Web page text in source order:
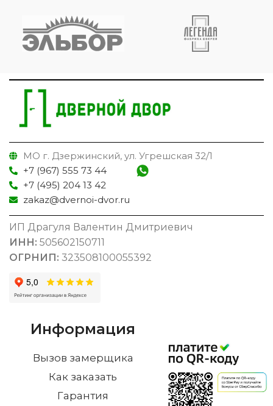
МО г. Дзержинский, ул. Угрешская 32/1
+7 (967) 555 73 44
+7 (495) 204 13 42
zakaz@dvernoi-dvor.ru
ИП Драгуля Валентин Дмитриевич
ИНН: 505602150711
ОГРНИП: 323508100055392
Информация
Вызов замерщика
Как заказать
Гарантия